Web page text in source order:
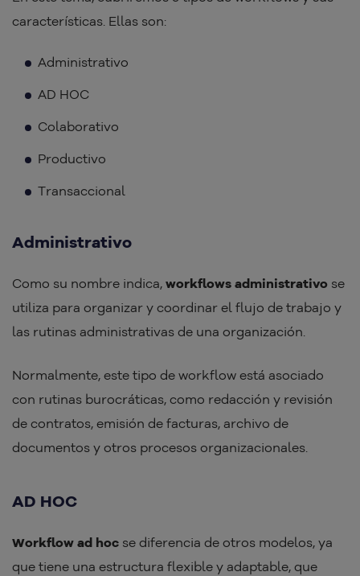
características. Ellas son:
Administrativo
AD HOC
Colaborativo
Productivo
Transaccional
Administrativo
Como su nombre indica, workflows administrativo se
utiliza para organizar y coordinar el flujo de trabajo y
las rutinas administrativas de una organización.
Normalmente, este tipo de workflow está asociado
con rutinas burocráticas, como redacción y revisión
de contratos, emisión de facturas, archivo de
documentos y otros procesos organizacionales.
AD HOC
Workflow ad hoc se diferencia de otros modelos, ya
que tiene una estructura flexible y adaptable, que